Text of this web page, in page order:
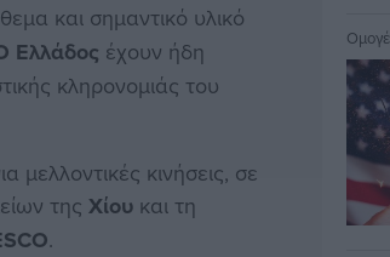
και σημαντικό υλικό
Ελλάδος έχουν ήδη
κληρονομιάς του
μελλοντικές κινήσεις, σε
τηςΧίου και τη
.